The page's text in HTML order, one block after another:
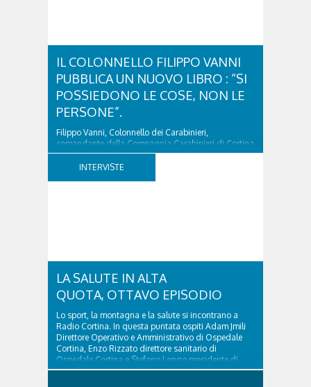
IL COLONNELLO FILIPPO VANNI
PUBBLICA UN NUOVO LIBRO : “SI
POSSIEDONO LE COSE, NON LE
PERSONE”.
Filippo Vanni, Colonnello dei Carabinieri,
comandante della Compagnia Carabinieri di Cortina
d’Ampezzo sino al 2010, esperto di legislazione
nazionale ed europea, è l’ideatore del progetto di
INTERVISTE
LA SALUTE IN ALTA
QUOTA, OTTAVO EPISODIO
Lo sport, la montagna e la salute si incontrano a
Radio Cortina. In questa puntata ospiti Adam Jmili
Direttore Operativo e Amministrativo di Ospedale
Cortina, Enzo Rizzato direttore sanitario di
Ospedale Cortina e Stefano Longo presidente di
Fondazione Cortina. GVM Care & Research –...